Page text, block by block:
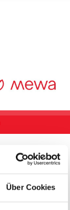
Über Cookies